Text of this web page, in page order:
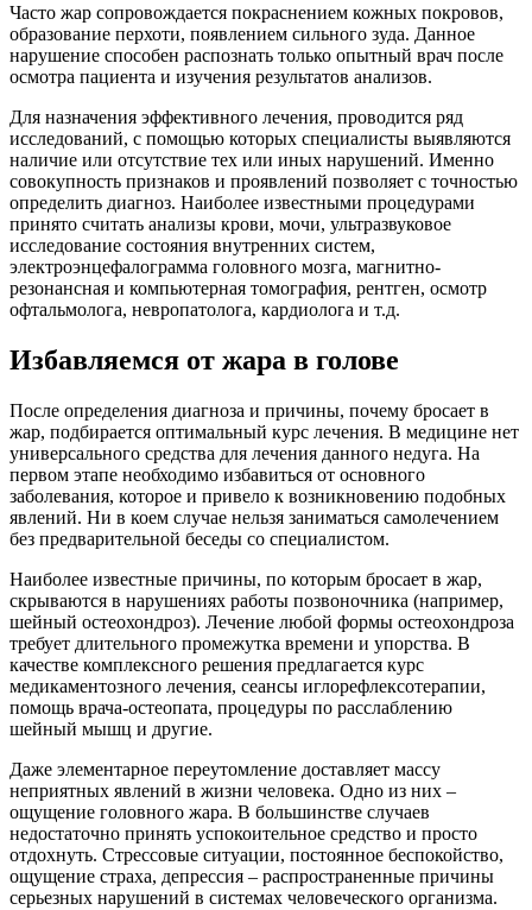
Часто жар сопровождается покраснением кожных покровов,
образование перхоти, появлением сильного зуда. Данное
нарушение способен распознать только опытный врач после
осмотра пациента и изучения результатов анализов.
Для назначения эффективного лечения, проводится ряд
исследований, с помощью которых специалисты выявляются
наличие или отсутствие тех или иных нарушений. Именно
совокупность признаков и проявлений позволяет с точностью
определить диагноз. Наиболее известными процедурами
принято считать анализы крови, мочи, ультразвуковое
исследование состояния внутренних систем,
электроэнцефалограмма головного мозга, магнитно-
резонансная и компьютерная томография, рентген, осмотр
офтальмолога, невропатолога, кардиолога и т.д.
Избавляемся от жара в голове
После определения диагноза и причины, почему бросает в
жар, подбирается оптимальный курс лечения. В медицине нет
универсального средства для лечения данного недуга. На
первом этапе необходимо избавиться от основного
заболевания, которое и привело к возникновению подобных
явлений. Ни в коем случае нельзя заниматься самолечением
без предварительной беседы со специалистом.
Наиболее известные причины, по которым бросает в жар,
скрываются в нарушениях работы позвоночника (например,
шейный остеохондроз). Лечение любой формы остеохондроза
требует длительного промежутка времени и упорства. В
качестве комплексного решения предлагается курс
медикаментозного лечения, сеансы иглорефлексотерапии,
помощь врача-остеопата, процедуры по расслаблению
шейный мышц и другие.
Даже элементарное переутомление доставляет массу
неприятных явлений в жизни человека. Одно из них –
ощущение головного жара. В большинстве случаев
недостаточно принять успокоительное средство и просто
отдохнуть. Стрессовые ситуации, постоянное беспокойство,
ощущение страха, депрессия – распространенные причины
серьезных нарушений в системах человеческого организма.